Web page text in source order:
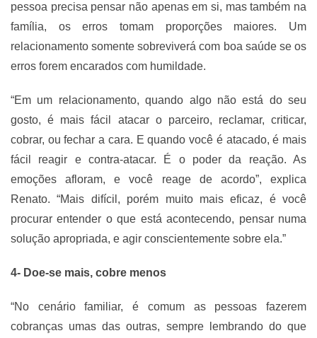
pessoa precisa pensar não apenas em si, mas também na
família, os erros tomam proporções maiores. Um
relacionamento somente sobreviverá com boa saúde se os
erros forem encarados com humildade.
“Em um relacionamento, quando algo não está do seu
gosto, é mais fácil atacar o parceiro, reclamar, criticar,
cobrar, ou fechar a cara. E quando você é atacado, é mais
fácil reagir e contra-atacar. É o poder da reação. As
emoções afloram, e você reage de acordo”, explica
Renato. “Mais difícil, porém muito mais eficaz, é você
procurar entender o que está acontecendo, pensar numa
solução apropriada, e agir conscientemente sobre ela.”
4- Doe-se mais, cobre menos
“No cenário familiar, é comum as pessoas fazerem
cobranças umas das outras, sempre lembrando do que